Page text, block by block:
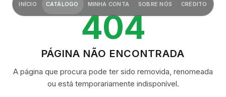
INÍCIO CATÁLOGO MINHA CONTA SOBRE NÓS CRÉDITO
404
PÁGINA NÃO ENCONTRADA
A página que procura pode ter sido removida, renomeada
ou está temporariamente indisponível.